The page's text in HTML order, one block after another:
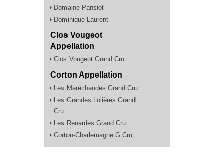
Domaine Pansiot
Dominique Laurent
Clos Vougeot
Appellation
Clos Vougeot Grand Cru
Corton Appellation
Les Maréchaudes Grand Cru
Les Grandes Lolières Grand
Cru
Les Renardes Grand Cru
Corton-Charlemagne G.Cru